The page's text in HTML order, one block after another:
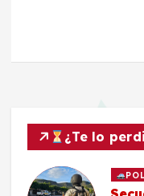
¿Te lo